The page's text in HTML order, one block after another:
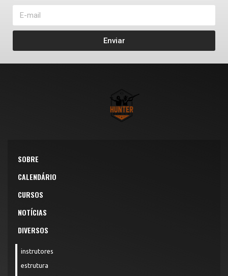
Enviar
SOBRE
CALENDÁRIO
CURSOS
NOTÍCIAS
DIVERSOS
instrutores
estrutura